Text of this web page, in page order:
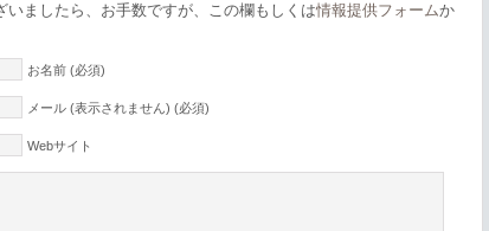
ましたら、お手数ですが、この欄もしくは情報提供フォームか
お名前 (必須)
メール (表示されません) (必須)
Webサイト